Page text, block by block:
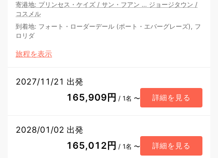
寄港地: プリンセス・ケイズ / サン・フアン … ジョージタウン /
コスメル
到着地: フォート・ローダーデール (ポート・エバーグレーズ), フ
ロリダ
旅程を表示
2027/11/21 出発
165,909円 / 1名 〜 詳細を見る
2028/01/02 出発
165,012円 / 1名 〜 詳細を見る